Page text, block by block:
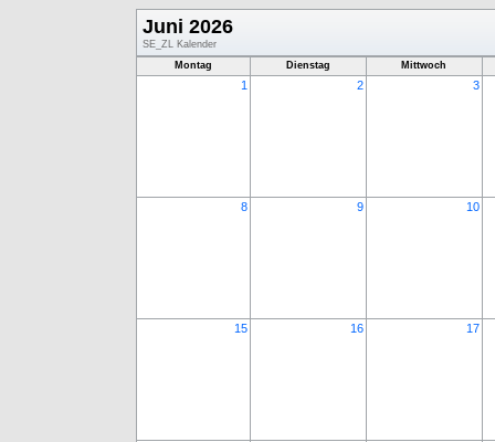
Juni 2026
SE_ZL Kalender
Montag
Dienstag Mittwoch
1 2 3
8 9 10
15 16 17